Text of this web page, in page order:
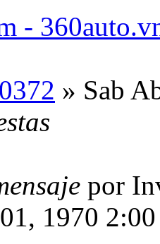
-
» Sab
por
1970